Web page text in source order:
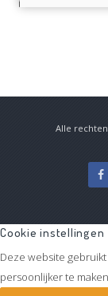
Alle
Cookie instellingen
Deze website
persoonlijker te